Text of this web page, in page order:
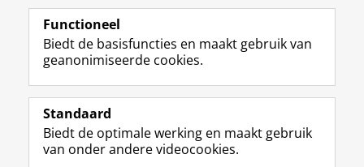
Volg de RUG
F
a
e
b
L
i
k
e
R
S
-
f
I
n
t
Y
o
T
Studiekiezers
Functioneel
Biedt de basisfuncties en maakt gebruik van
geanonimiseerde cookies.
Standaard
Biedt de optimale werking en maakt gebruik
van onder andere videocookies.